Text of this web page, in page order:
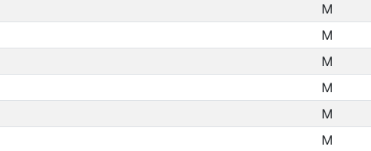
M
M
M
M
M
M